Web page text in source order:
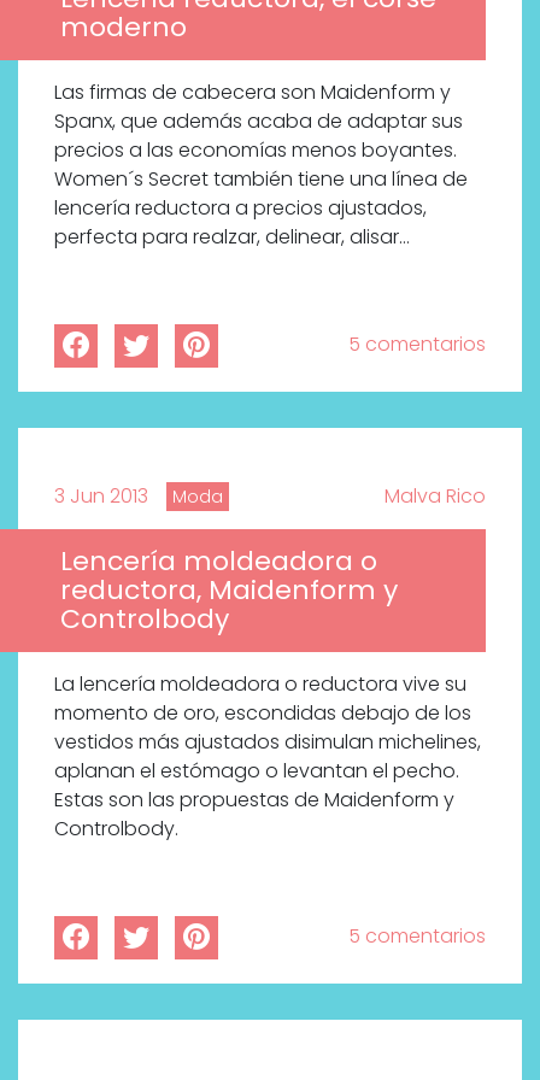
moderno
Las firmas de cabecera son Maidenform y
Spanx, que además acaba de adaptar sus
precios a las economías menos boyantes.
Women´s Secret también tiene una línea de
lencería reductora a precios ajustados,
perfecta para realzar, delinear, alisar…
5 comentarios
3 Jun 2013 Moda Malva Rico
Lencería moldeadora o
reductora, Maidenform y
Controlbody
La lencería moldeadora o reductora vive su
momento de oro, escondidas debajo de los
vestidos más ajustados disimulan michelines,
aplanan el estómago o levantan el pecho.
Estas son las propuestas de Maidenform y
Controlbody.
5 comentarios